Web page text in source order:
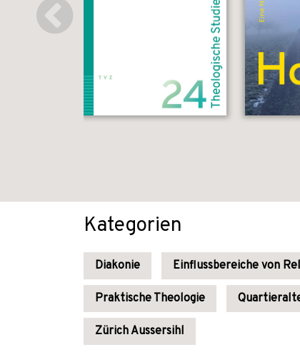
Kategorien
Diakonie Einflussbereiche von
Praktische Theologie
Zürich Aussersihl